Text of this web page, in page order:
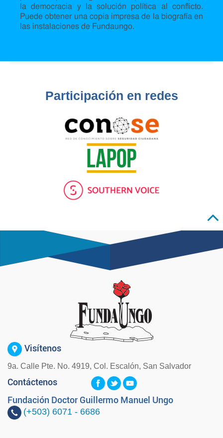
la democracia y la solución política al conflicto.
Puede obtener una copia impresa de la biografía en
las instalaciones de Fundaungo.
Participación en redes
Visítenos
9a. Calle Pte. No. 4919, Col. Escalón, San Salvador
Contáctenos
Fundación Doctor Guillermo Manuel Ungo
(+503) 6071 - 6686